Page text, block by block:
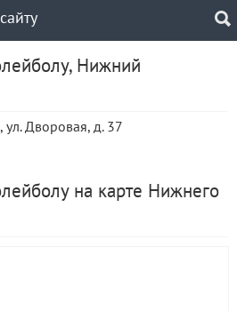
Нижний
Дворовая, д. 37
на карте Нижнего